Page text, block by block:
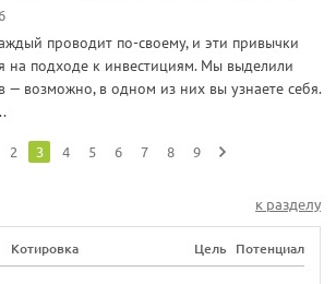
проводит по-своему, и эти привычки
на подходе к инвестициям. Мы выделили
— возможно, в одном из них вы узнаете себя.
2 3 4 5 6 7 8 9
к разделу
Котировка Цель Потенциал